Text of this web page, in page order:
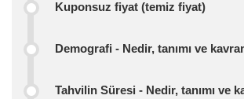
Kuponsuz fiyat (temiz fiyat)
Demografi - Nedir, tanımı ve
Tahvilin Süresi - Nedir, tanımı ve